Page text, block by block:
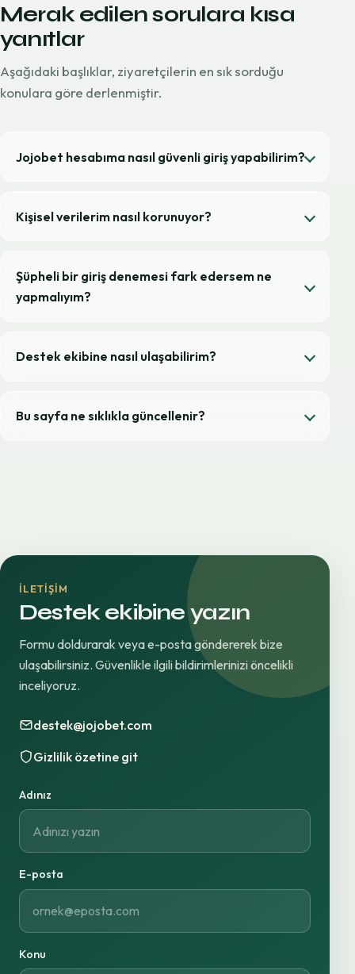
Merak edilen sorulara kısa
yanıtlar
Aşağıdaki başlıklar, ziyaretçilerin en sık sorduğu
konulara göre derlenmiştir.
Jojobet hesabıma nasıl güvenli giriş yapabilirim?
Kişisel verilerim nasıl korunuyor?
Şüpheli bir giriş denemesi fark edersem ne
yapmalıyım?
Destek ekibine nasıl ulaşabilirim?
Bu sayfa ne sıklıkla güncellenir?
İLETIŞIM
Destek ekibine yazın
Formu doldurarak veya e-posta göndererek bize
ulaşabilirsiniz. Güvenlikle ilgili bildirimlerinizi öncelikli
inceliyoruz.
destek@jojobet.com
Gizlilik özetine git
Adınız
E-posta
Konu